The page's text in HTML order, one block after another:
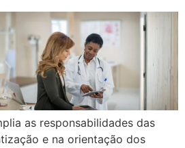
as responsabilidades das
e na orientação dos